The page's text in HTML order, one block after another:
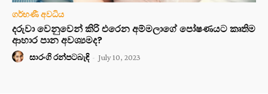
ගර්භණී අවධිය
දරුවා වෙනුවෙන් කිරි එරෙන අම්මලාගේ පෝෂණයට කෘතිම
ආහාර පාන අවශ්‍යමද?
සාරංගි රන්පටබැඳි - July 10, 2023